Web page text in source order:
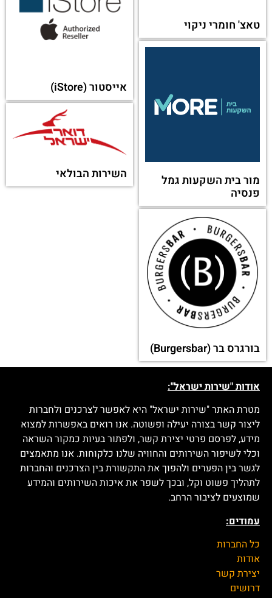
או מקטגוריה אחרת:
אלדן (Eldan)
מוקד נטלי
באג (Bug)
לאוקסיטן (Loccitane)
טאצ' חומרי ניקוי
גלים הנגב המערבי